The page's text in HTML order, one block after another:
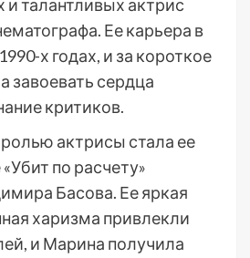
талантливых актрис
Ее карьера в
х годах, и за короткое
завоевать сердца
критиков.
актрисы стала ее
по расчету»
Басова. Ее яркая
харизма привлекли
и Марина получила